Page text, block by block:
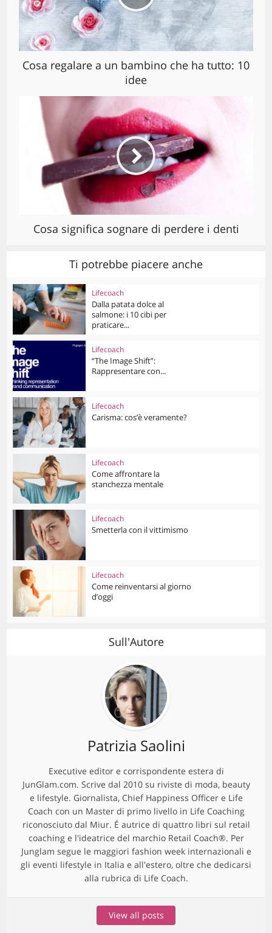
Cosa regalare a un bambino che ha tutto: 10
idee
Cosa significa sognare di perdere i denti
Ti potrebbe piacere anche
Lifecoach
Dalla patata dolce al
salmone: i 10 cibi per
praticare...
Lifecoach
“The Image Shift”:
Rappresentare con...
Lifecoach
Carisma: cos’è veramente?
Lifecoach
Come affrontare la
stanchezza mentale
Lifecoach
Smetterla con il vittimismo
Lifecoach
Come reinventarsi al giorno
d’oggi
Sull'Autore
Patrizia Saolini
Executive editor e corrispondente estera di
JunGlam.com. Scrive dal 2010 su riviste di moda, beauty
e lifestyle. Giornalista, Chief Happiness Officer e Life
Coach con un Master di primo livello in Life Coaching
riconosciuto dal Miur. É autrice di quattro libri sul retail
coaching e l'ideatrice del marchio Retail Coach®. Per
Junglam segue le maggiori fashion week internazionali e
gli eventi lifestyle in Italia e all'estero, oltre che dedicarsi
alla rubrica di Life Coach.
View all posts